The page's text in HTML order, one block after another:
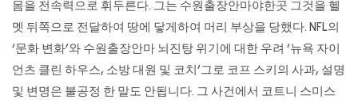
몸을 전속력으로 휘두른다. 그는 수원출장안마야한곳 그것을 헬
멧 뒤쪽으로 전달하여 땅에 닿게하여 머리 부상을 당했다. NFL의
‘문화 변화’와 수원출장안마 뇌진탕 위기에 대한 우려 ‘뉴욕 자이
언츠 클린 하우스, 소방 대원 및 코치’그로 코프 스키의 사과, 설명
및 변명은 불공정 한 말도 안됩니다. 그 사건에서 코트니 스미스